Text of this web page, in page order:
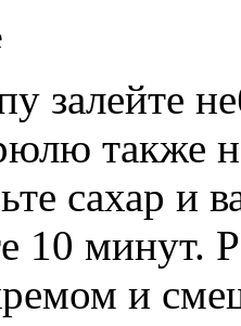
залейте
также
сахар и
10 минут.
и